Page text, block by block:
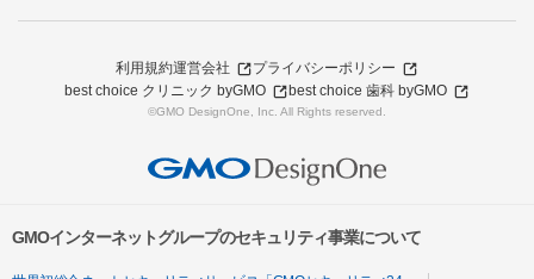
利用規約運営会社
プライバシーポリシー
best choice クリニック byGMO
best choice 歯科 byGMO
©GMO DesignOne, Inc. All Rights reserved.
GMOインターネットグループのセキュリティ事業について